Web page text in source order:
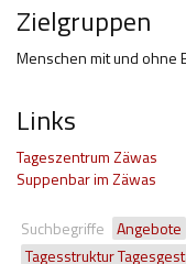
Zielgruppen
Menschen mit und ohne
Links
Tageszentrum Zäwas
Suppenbar im Zäwas
Suchbegriffe Angebote
Tagesstruktur